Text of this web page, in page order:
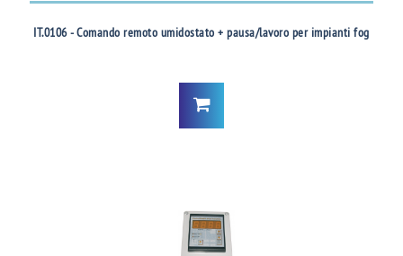
IT.0106 - Comando remoto umidostato + pausa/lavoro per impianti fog